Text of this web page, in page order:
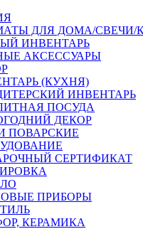
ДЛЯ ДОМА/СВЕЧИ/
ИНВЕНТАРЬ
АКСЕССУАРЫ
(КУХНЯ)
ИНВЕНТАРЬ
ПОСУДА
ДЕКОР
ПОВАРСКИЕ
СЕРТИФИКАТ
ПРИБОРЫ
КЕРАМИКА